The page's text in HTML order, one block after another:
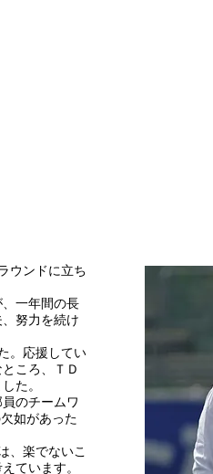
ウンドに立ち
一年間の長
努力を続け
。応援してい
ころ、ＴＤ
た。
のチームワ
如があった
、楽でないこ
ています。